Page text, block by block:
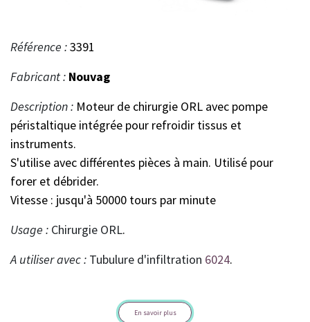
Référence :3391
Fabricant : Nouvag
Description : Moteur de chirurgie ORL avec pompe
péristaltique intégrée pour refroidir tissus et
instruments.
S'utilise avec différentes pièces à main. Utilisé pour
forer et débrider.
Vitesse : jusqu'à 50000 tours par minute
Usage : Chirurgie ORL.
A utiliser avec : Tubulure d'infiltration 6024.
En savoir plus